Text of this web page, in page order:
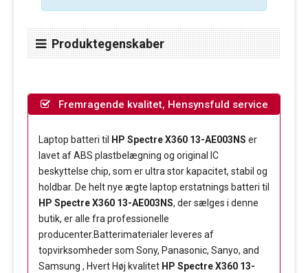
Produktegenskaber
Fremragende kvalitet, Hensynsfuld service
Laptop batteri til HP Spectre X360 13-AE003NS er
lavet af ABS plastbelægning og original IC
beskyttelse chip, som er ultra stor kapacitet, stabil og
holdbar. De helt nye ægte laptop erstatnings batteri til
HP Spectre X360 13-AE003NS, der sælges i denne
butik, er alle fra professionelle
producenter.Batterimaterialer leveres af
topvirksomheder som Sony, Panasonic, Sanyo, and
Samsung , Hvert Høj kvalitet HP Spectre X360 13-